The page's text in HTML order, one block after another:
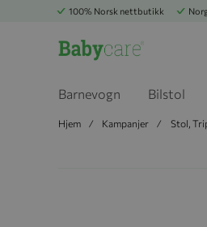
100% Norsk nettbutikk
Barnevogn Bilstol
Hjem Kampanjer Stol,